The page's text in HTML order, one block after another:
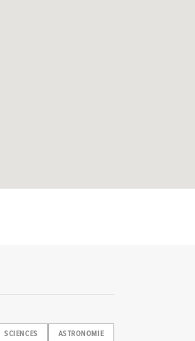
SCIENCES ASTRONOMIE